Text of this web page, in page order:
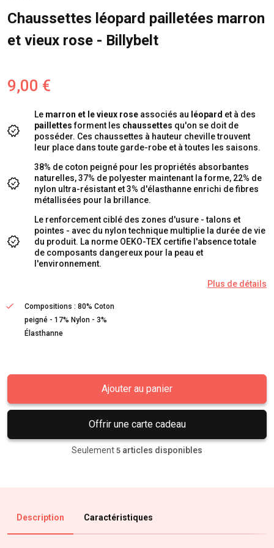
Chaussettes léopard pailletées marron
et vieux rose - Billybelt
9,00 €
Le marron et le vieux rose associés au léopard et à des
paillettesforment les chaussettes qu'on se doit de
posséder. Ces chaussettes à hauteur cheville trouvent
leur place dans toute garde-robe et à toutes les saisons.
38% de coton peigné pour les propriétés absorbantes
naturelles, 37% de polyester maintenant la forme, 22% de
nylon ultra-résistant et 3% d'élasthanne enrichi de fibres
métallisées pour la brillance.
Le renforcement ciblé des zones d'usure - talons et
pointes - avec du nylon technique multiplie la durée de vie
du produit. La norme OEKO-TEX certifie l'absence totale
de composants dangereux pour la peau et
l'environnement.
Plus de détails
Compositions : 80% Coton
peigné - 17% Nylon - 3%
Élasthanne
Ajouter au panier
Offrir une carte cadeau
Seulement 5 articles disponibles
Description Caractéristiques